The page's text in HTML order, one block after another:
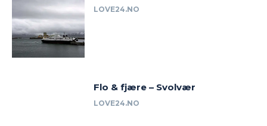
LOVE24.NO
Flo & fjære – Svolvær
LOVE24.NO